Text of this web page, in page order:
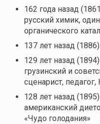
162 года назад
русский химик,
органического
137 лет назад (1886)
129 лет назад
грузинский и
сценарист,
128 лет назад
американский
«Чудо голодания»